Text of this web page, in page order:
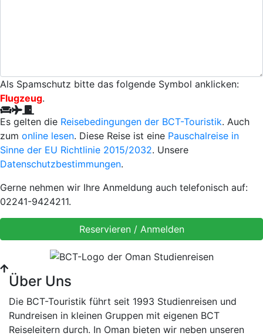
Als Spamschutz bitte das folgende Symbol anklicken:
Flugzeug.
Es gelten die Reisebedingungen der BCT-Touristik. Auch
zum online lesen. Diese Reise ist eine Pauschalreise in
Sinne der EU Richtlinie 2015/2032. Unsere
Datenschutzbestimmungen.
Gerne nehmen wir Ihre Anmeldung auch telefonisch auf:
02241-9424211.
Über Uns
Die BCT-Touristik führt seit 1993 Studienreisen und
Rundreisen in kleinen Gruppen mit eigenen BCT
Reiseleitern durch. In Oman bieten wir neben unseren